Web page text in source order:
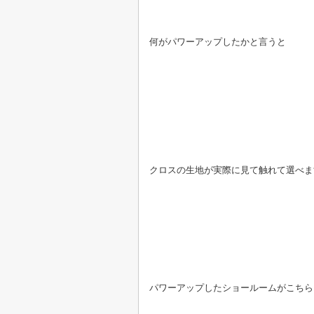
何がパワーアップしたかと言うと
クロスの生地が実際に見て触れて選べ
パワーアップしたショールームがこちら